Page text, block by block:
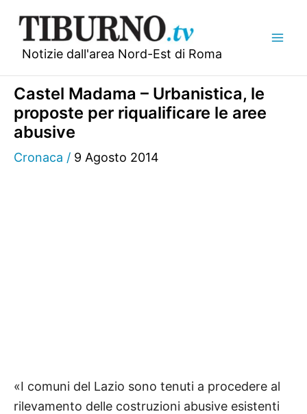
contenuto
Notizie dall'area Nord-Est di Roma
Castel Madama – Urbanistica, le
proposte per riqualificare le aree
abusive
Cronaca / 9 Agosto 2014
«I comuni del Lazio sono tenuti a procedere al
rilevamento delle costruzioni abusive esistenti